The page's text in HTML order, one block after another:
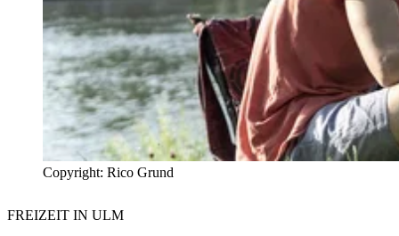
Copyright: Rico Grund
FREIZEIT IN ULM